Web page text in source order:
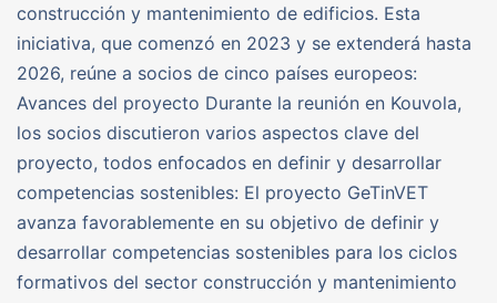
construcción y mantenimiento de edificios. Esta
iniciativa, que comenzó en 2023 y se extenderá hasta
2026, reúne a socios de cinco países europeos:
Avances del proyecto Durante la reunión en Kouvola,
los socios discutieron varios aspectos clave del
proyecto, todos enfocados en definir y desarrollar
competencias sostenibles: El proyecto GeTinVET
avanza favorablemente en su objetivo de definir y
desarrollar competencias sostenibles para los ciclos
formativos del sector construcción y mantenimiento